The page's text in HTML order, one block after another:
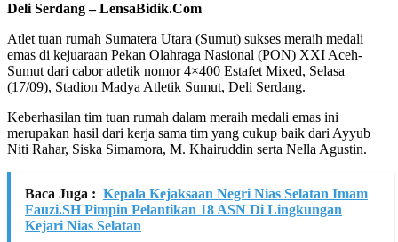
Deli Serdang – LensaBidik.Com
Atlet tuan rumah Sumatera Utara (Sumut) sukses meraih medali
emas di kejuaraan Pekan Olahraga Nasional (PON) XXI Aceh-
Sumut dari cabor atletik nomor 4×400 Estafet Mixed, Selasa
(17/09), Stadion Madya Atletik Sumut, Deli Serdang.
Keberhasilan tim tuan rumah dalam meraih medali emas ini
merupakan hasil dari kerja sama tim yang cukup baik dari Ayyub
Niti Rahar, Siska Simamora, M. Khairuddin serta Nella Agustin.
Baca Juga : Kepala Kejaksaan Negri Nias Selatan Imam
Fauzi.SH Pimpin Pelantikan 18 ASN Di Lingkungan
Kejari Nias Selatan